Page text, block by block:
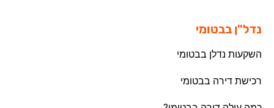
נדל"ן בבטומי
השקעות נדלן בבטומי
רכישת דירה בבטומי